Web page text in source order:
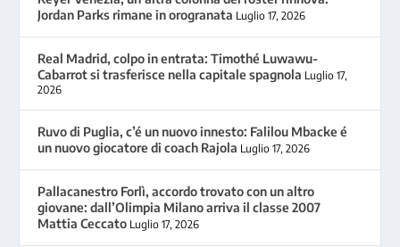
Jordan Parks rimane in orogranata Luglio 17, 2026
Real Madrid, colpo in entrata: Timothé Luwawu-
Cabarrot si trasferisce nella capitale spagnola Luglio 17,
2026
Ruvo di Puglia, c’é un nuovo innesto: Falilou Mbacke é
un nuovo giocatore di coach Rajola Luglio 17, 2026
Pallacanestro Forlì, accordo trovato con un altro
giovane: dall’Olimpia Milano arriva il classe 2007
Mattia Ceccato Luglio 17, 2026